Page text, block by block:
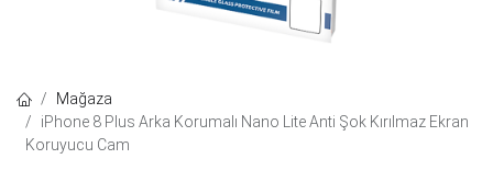
Mağaza
iPhone 8 Plus Arka Korumalı Nano Lite Anti Şok Kırılmaz Ekran
Koruyucu Cam